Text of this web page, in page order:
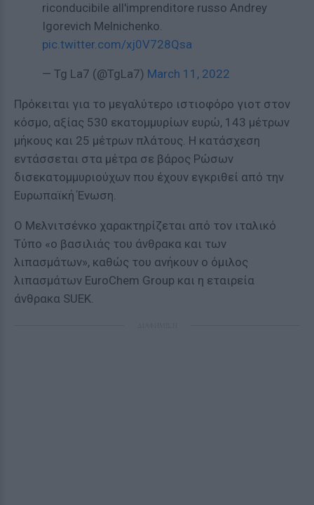
riconducibile all'imprenditore russo Andrey
Igorevich Melnichenko.
pic.twitter.com/xj0V728Qsa
— Tg La7 (@TgLa7) March 11, 2022
Πρόκειται για το μεγαλύτερο ιστιοφόρο γιοτ στον
κόσμο, αξίας 530 εκατομμυρίων ευρώ, 143 μέτρων
μήκους και 25 μέτρων πλάτους. Η κατάσχεση
εντάσσεται στα μέτρα σε βάρος Ρώσων
δισεκατομμυριούχων που έχουν εγκριθεί από την
Ευρωπαϊκή Ένωση.
Ο Μελνιτσένκο χαρακτηρίζεται από τον ιταλικό
Τύπο «ο βασιλιάς του άνθρακα και των
λιπασμάτων», καθώς του ανήκουν ο όμιλος
λιπασμάτων EuroChem Group και η εταιρεία
άνθρακα SUEK.